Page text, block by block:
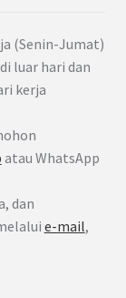
(Senin-Jumat)
luar hari dan
kerja
atau WhatsApp
dan
e-mail,